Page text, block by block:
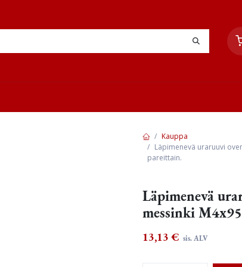
Kauppa
Läpimenevä uraruuvi
pareittain.
Läpimenevä
messinki
13,13 € sis. ALV